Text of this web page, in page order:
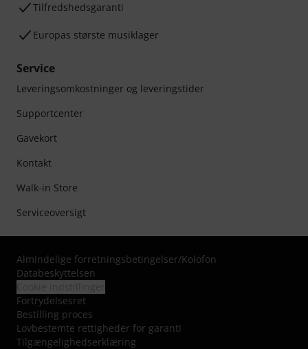
Tilfredshedsgaranti
Europas største musiklager
Service
Leveringsomkostninger og leveringstider
Supportcenter
Gavekort
Kontakt
Walk-in Store
Serviceoversigt
Almindelige forretningsbetingelser/Kolofon
Databeskyttelsen
Fortrydelsesret
Bestilling proces
Lovbestemte rettigheder for garanti
Tilgængelighedserklæring